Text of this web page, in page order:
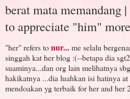
berat mata
to appreciate "him" more
"her" refers tonur...me selalu
singgah kat her blog :(--betapa dia
suaminya...dan org lain melihatnya
hakikatnya ...dia luahkan isi hatinya
mendoakan yg terbaik for her and her